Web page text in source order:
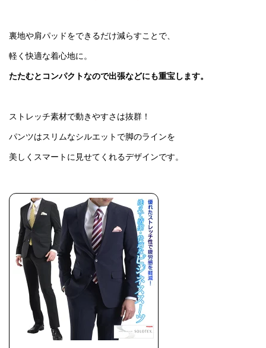
裏地や肩パッドをできるだけ減らすことで、
軽く快適な着心地に。
たたむとコンパクトなので出張などにも重宝します。
ストレッチ素材で動きやすさは抜群！
パンツはスリムなシルエットで脚のラインを
美しくスマートに見せてくれるデザインです。